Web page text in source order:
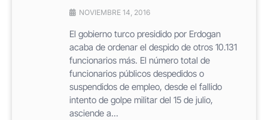
NOVIEMBRE 14, 2016
El gobierno turco presidido por Erdogan
acaba de ordenar el despido de otros 10.131
funcionarios más. El número total de
funcionarios públicos despedidos o
suspendidos de empleo, desde el fallido
intento de golpe militar del 15 de julio,
asciende a...